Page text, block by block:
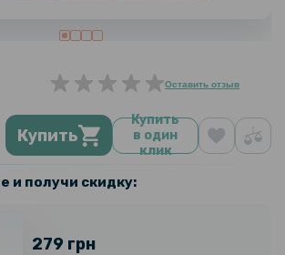
Оставить отзыв
Купить
Купить
в один
клик
и получи скидку:
279 грн